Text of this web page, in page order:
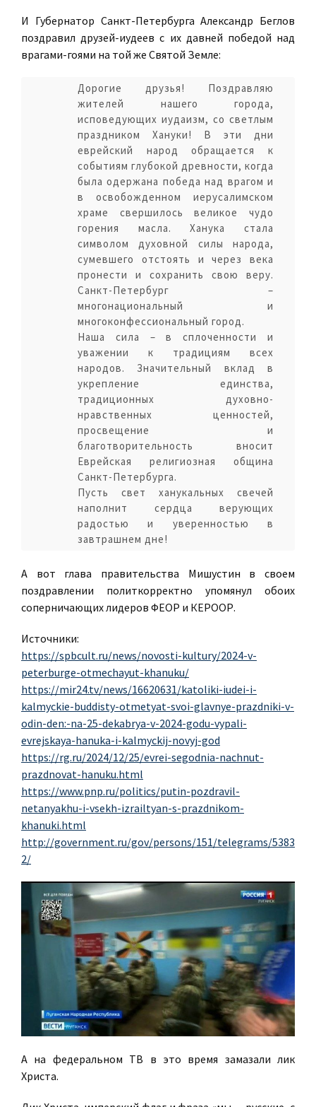
И Губернатор Санкт-Петербурга Александр Беглов
поздравил друзей-иудеев с их давней победой над
врагами-гоями на той же Святой Земле:
Дорогие друзья! Поздравляю
жителей нашего города,
исповедующих иудаизм, со светлым
праздником Хануки! В эти дни
еврейский народ обращается к
событиям глубокой древности, когда
была одержана победа над врагом и
в освобожденном иерусалимском
храме свершилось великое чудо
горения масла. Ханука стала
символом духовной силы народа,
сумевшего отстоять и через века
пронести и сохранить свою веру.
Санкт-Петербург –
многонациональный и
многоконфессиональный город.
Наша сила – в сплоченности и
уважении к традициям всех
народов. Значительный вклад в
укрепление единства,
традиционных духовно-
нравственных ценностей,
просвещение и
благотворительность вносит
Еврейская религиозная община
Санкт-Петербурга.
Пусть свет ханукальных свечей
наполнит сердца верующих
радостью и уверенностью в
завтрашнем дне!
А вот глава правительства Мишустин в своем
поздравлении политкорректно упомянул обоих
соперничающих лидеров ФЕОР и КЕРООР.
Источники:
https://spbcult.ru/news/novosti-kultury/2024-v-
peterburge-otmechayut-khanuku/
https://mir24.tv/news/16620631/katoliki-iudei-i-
kalmyckie-buddisty-otmetyat-svoi-glavnye-prazdniki-v-
odin-den:-na-25-dekabrya-v-2024-godu-vypali-
evrejskaya-hanuka-i-kalmyckij-novyj-god
https://rg.ru/2024/12/25/evrei-segodnia-nachnut-
prazdnovat-hanuku.html
https://www.pnp.ru/politics/putin-pozdravil-
netanyakhu-i-vsekh-izrailtyan-s-prazdnikom-
khanuki.html
http://government.ru/gov/persons/151/telegrams/5383
2/
А на федеральном ТВ в это время замазали лик
Христа.